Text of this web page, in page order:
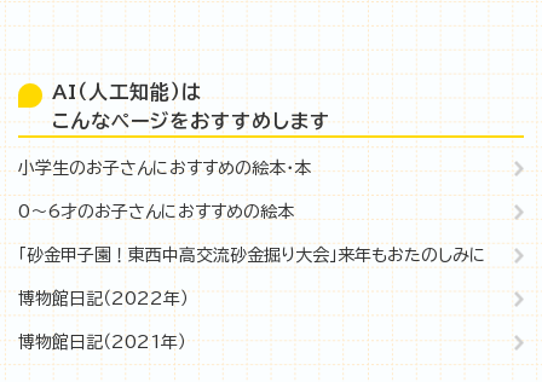
AI（人工知能）は
こんなページをおすすめします
小学生のお子さんにおすすめの絵本・本
0～6才のお子さんにおすすめの絵本
「砂金甲子園！東西中高交流砂金掘り大会」来年もおたのしみに
博物館日記（2022年）
博物館日記（2021年）